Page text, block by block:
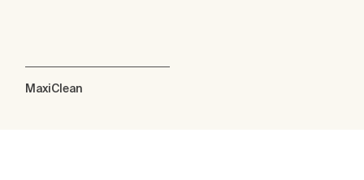
MaxiClean